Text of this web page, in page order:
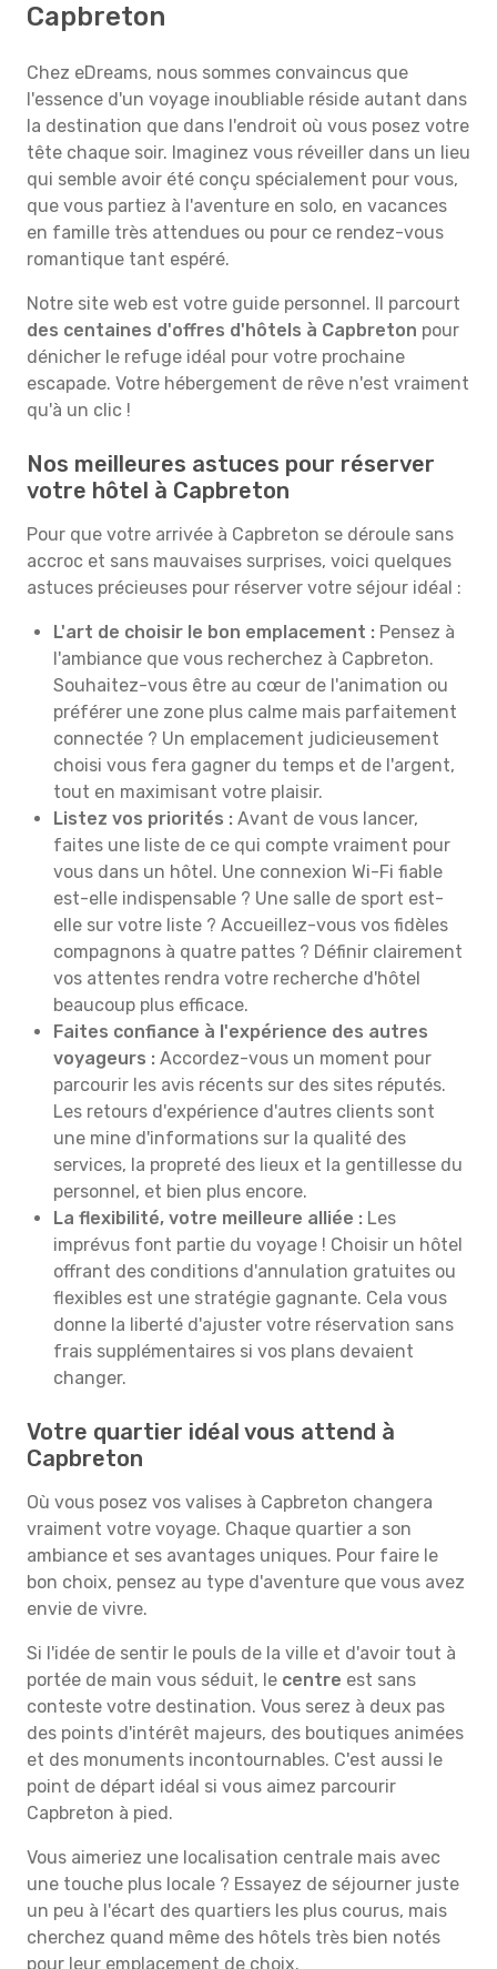
Capbreton
Chez eDreams, nous sommes convaincus que
l'essence d'un voyage inoubliable réside autant dans
la destination que dans l'endroit où vous posez votre
tête chaque soir. Imaginez vous réveiller dans un lieu
qui semble avoir été conçu spécialement pour vous,
que vous partiez à l'aventure en solo, en vacances
en famille très attendues ou pour ce rendez-vous
romantique tant espéré.
Notre site web est votre guide personnel. Il parcourt
des centaines d'offres d'hôtels à Capbreton pour
dénicher le refuge idéal pour votre prochaine
escapade. Votre hébergement de rêve n'est vraiment
qu'à un clic !
Nos meilleures astuces pour réserver
votre hôtel à Capbreton
Pour que votre arrivée à Capbreton se déroule sans
accroc et sans mauvaises surprises, voici quelques
astuces précieuses pour réserver votre séjour idéal :
L'art de choisir le bon emplacement : Pensez à
l'ambiance que vous recherchez à Capbreton.
Souhaitez-vous être au cœur de l'animation ou
préférer une zone plus calme mais parfaitement
connectée ? Un emplacement judicieusement
choisi vous fera gagner du temps et de l'argent,
tout en maximisant votre plaisir.
Listez vos priorités : Avant de vous lancer,
faites une liste de ce qui compte vraiment pour
vous dans un hôtel. Une connexion Wi-Fi fiable
est-elle indispensable ? Une salle de sport est-
elle sur votre liste ? Accueillez-vous vos fidèles
compagnons à quatre pattes ? Définir clairement
vos attentes rendra votre recherche d'hôtel
beaucoup plus efficace.
Faites confiance à l'expérience des autres
voyageurs : Accordez-vous un moment pour
parcourir les avis récents sur des sites réputés.
Les retours d'expérience d'autres clients sont
une mine d'informations sur la qualité des
services, la propreté des lieux et la gentillesse du
personnel, et bien plus encore.
La flexibilité, votre meilleure alliée : Les
imprévus font partie du voyage ! Choisir un hôtel
offrant des conditions d'annulation gratuites ou
flexibles est une stratégie gagnante. Cela vous
donne la liberté d'ajuster votre réservation sans
frais supplémentaires si vos plans devaient
changer.
Votre quartier idéal vous attend à
Capbreton
Où vous posez vos valises à Capbreton changera
vraiment votre voyage. Chaque quartier a son
ambiance et ses avantages uniques. Pour faire le
bon choix, pensez au type d'aventure que vous avez
envie de vivre.
Si l'idée de sentir le pouls de la ville et d'avoir tout à
portée de main vous séduit, le centre est sans
conteste votre destination. Vous serez à deux pas
des points d'intérêt majeurs, des boutiques animées
et des monuments incontournables. C'est aussi le
point de départ idéal si vous aimez parcourir
Capbreton à pied.
Vous aimeriez une localisation centrale mais avec
une touche plus locale ? Essayez de séjourner juste
un peu à l'écart des quartiers les plus courus, mais
cherchez quand même des hôtels très bien notés
pour leur emplacement de choix.